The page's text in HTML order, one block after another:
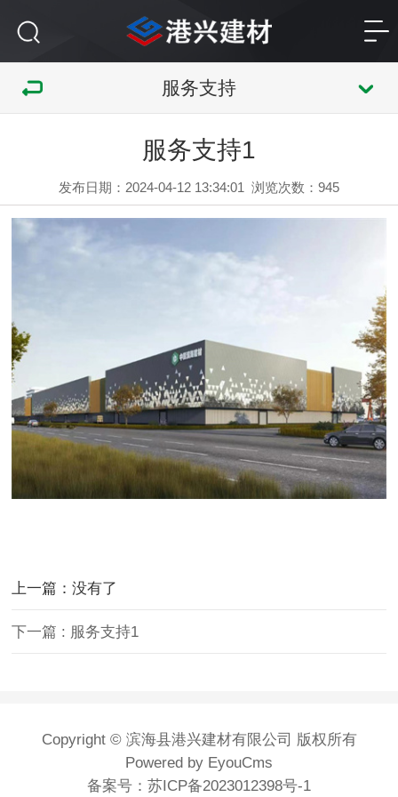
服务支持
服务支持1
发布日期：2024-04-12 13:34:01 浏览次数：945
上一篇：没有了
下一篇 : 服务支持1
Copyright © 滨海县港兴建材有限公司 版权所有
Powered by EyouCms
备案号： 苏ICP备2023012398号-1